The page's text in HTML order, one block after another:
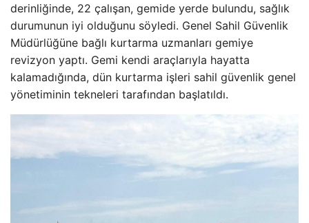
derinliğinde, 22 çalışan, gemide yerde bulundu, sağlık
durumunun iyi olduğunu söyledi. Genel Sahil Güvenlik
Müdürlüğüne bağlı kurtarma uzmanları gemiye
revizyon yaptı. Gemi kendi araçlarıyla hayatta
kalamadığında, dün kurtarma işleri sahil güvenlik genel
yönetiminin tekneleri tarafından başlatıldı.